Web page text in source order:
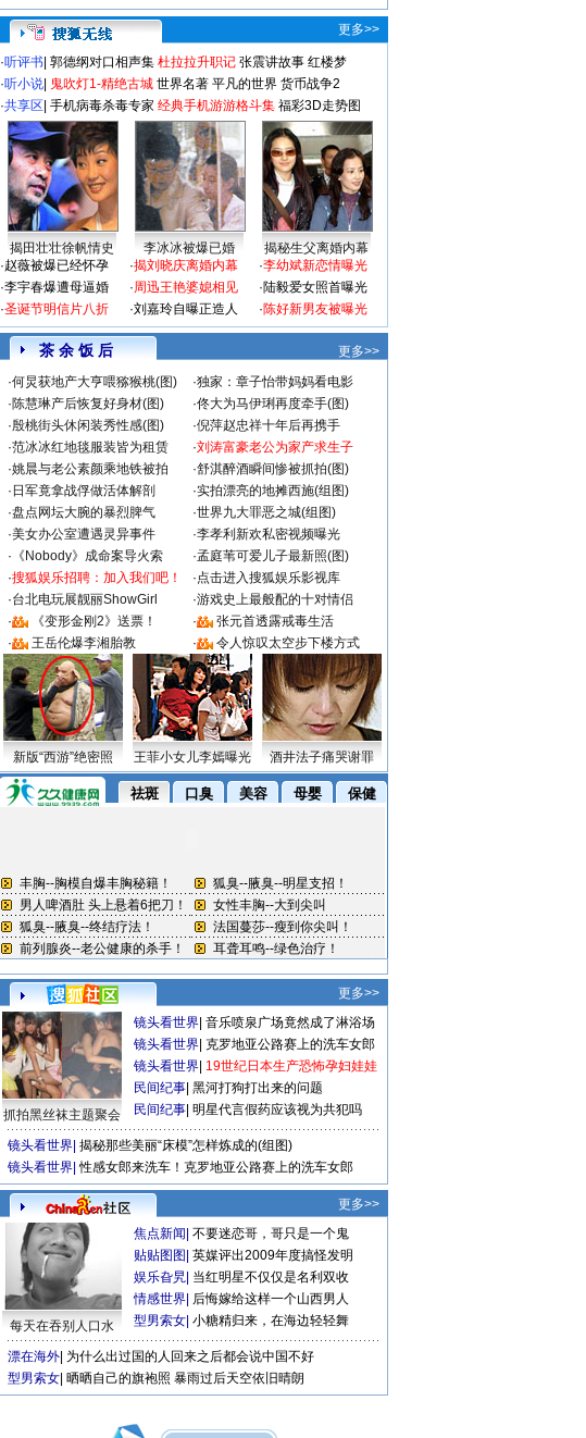
更多>>
·听评书 郭德纲对口相声集 杜拉拉升职记 张震讲故事 红楼梦
·听小说 鬼吹灯1-精绝古城 世界名著 平凡的世界 货币战争2
·共享区 手机病毒杀毒专家 经典手机游游格斗集 福彩3D走势图
揭田壮壮徐帆情史 李冰冰被爆已婚
揭秘生父离婚内幕
·赵薇被爆已经怀孕
·李宇春爆遭母逼婚
·圣诞节明信片八折
·揭刘晓庆离婚内幕
·周迅王艳婆媳相见
·刘嘉玲自曝正造人
·李幼斌新恋情曝光
·陆毅爱女照首曝光
·陈好新男友被曝光
茶 余 饭 后
更多>>
·何炅获地产大亨喂猕猴桃(图) ·独家：章子怡带妈妈看电影
·陈慧琳产后恢复好身材(图) ·佟大为马伊琍再度牵手(图)
·殷桃街头休闲装秀性感(图) ·倪萍赵忠祥十年后再携手
·范冰冰红地毯服装皆为租赁 ·刘涛富豪老公为家产求生子
·姚晨与老公素颜乘地铁被拍 ·舒淇醉酒瞬间惨被抓拍(图)
· 日军竟拿战俘做活体解剖 ·实拍漂亮的地摊西施(组图)
·盘点网坛大腕的暴烈脾气 ·世界九大罪恶之城(组图)
·美女办公室遭遇灵异事件 ·李孝利新欢私密视频曝光
· 《Nobody》成命案导火索 ·孟庭苇可爱儿子最新照(图)
·搜狐娱乐招聘：加入我们吧！ ·点击进入搜狐娱乐影视库
·台北电玩展靓丽ShowGirl ·游戏史上最般配的十对情侣
·
《变形金刚2》送票！ ·
张元首透露戒毒生活
·
王岳伦爆李湘胎教 · 令人惊叹太空步下楼方式
新版“西游”绝密照 王菲小女儿李嫣曝光 酒井法子痛哭谢罪
更多>>
抓拍黑丝袜主题聚会
镜头看世界 音乐喷泉广场竟然成了淋浴场
镜头看世界 克罗地亚公路赛上的洗车女郎
镜头看世界 19世纪日本生产恐怖孕妇娃娃
民间纪事 黑河打狗打出来的问题
民间纪事 明星代言假药应该视为共犯吗
镜头看世界 揭秘那些美丽“床模”怎样炼成的(组图)
镜头看世界 性感女郎来洗车！克罗地亚公路赛上的洗车女郎
更多>>
每天在吞别人口水
焦点新闻 不要迷恋哥，哥只是一个鬼
贴贴图图 英媒评出2009年度搞怪发明
娱乐旮旯 当红明星不仅仅是名利双收
情感世界 后悔嫁给这样一个山西男人
型男索女 小糖精归来，在海边轻轻舞
漂在海外 为什么出过国的人回来之后都会说中国不好
型男索女 晒晒自己的旗袍照 暴雨过后天空依旧晴朗